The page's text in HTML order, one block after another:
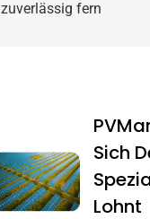
zuverlässig fern
Sich
Lohnt